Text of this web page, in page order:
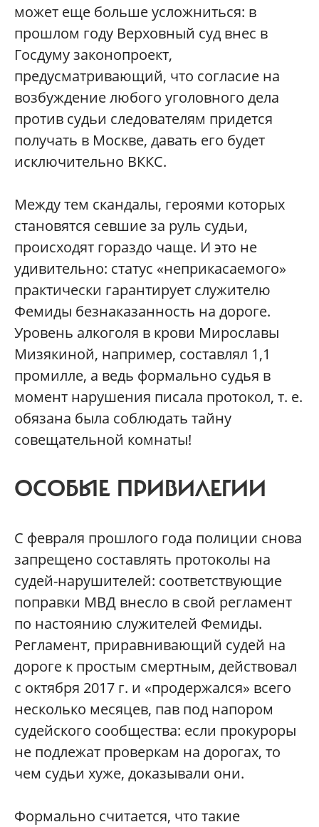
может еще больше усложниться: в
прошлом году Верховный суд внес в
Госдуму законопроект,
предусматривающий, что согласие на
возбуждение любого уголовного дела
против судьи следователям придется
получать в Москве, давать его будет
исключительно ВККС.
Между тем скандалы, героями которых
становятся севшие за руль судьи,
происходят гораздо чаще. И это не
удивительно: статус «неприкасаемого»
практически гарантирует служителю
Фемиды безнаказанность на дороге.
Уровень алкоголя в крови Мирославы
Мизякиной, например, составлял 1,1
промилле, а ведь формально судья в
момент нарушения писала протокол, т. е.
обязана была соблюдать тайну
совещательной комнаты!
ОСОБЫЕ ПРИВИЛЕГИИ
С февраля прошлого года полиции снова
запрещено составлять протоколы на
судей-нарушителей: соответствующие
поправки МВД внесло в свой регламент
по настоянию служителей Фемиды.
Регламент, приравнивающий судей на
дороге к простым смертным, действовал
с октября 2017 г. и «продержался» всего
несколько месяцев, пав под напором
судейского сообщества: если прокуроры
не подлежат проверкам на дорогах, то
чем судьи хуже, доказывали они.
Формально считается, что такие